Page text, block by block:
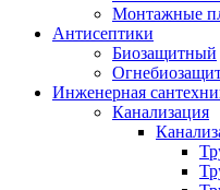
Монтажные
Антисептики
Биозащитный
Инженерная
Канализация